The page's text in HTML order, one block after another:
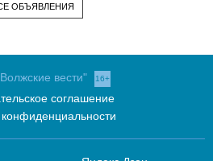
ОБЪЯВЛЕНИЯ
вести" 16+
соглашение